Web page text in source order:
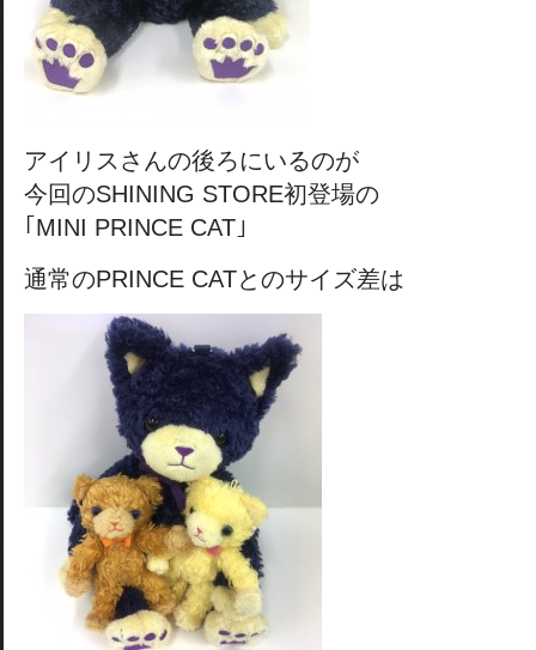
アイリスさんの後ろにいるのが
今回のSHINING STORE初登場の
｢MINI PRINCE CAT｣
通常のPRINCE CATとのサイズ差は